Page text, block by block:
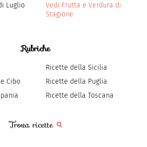
Luglio
Vedi Frutta e Verdura di
Stagione
Rubriche
Cibo
Ricette della Sicilia
Ricette della Puglia
Ricette della Toscana
Trova ricette